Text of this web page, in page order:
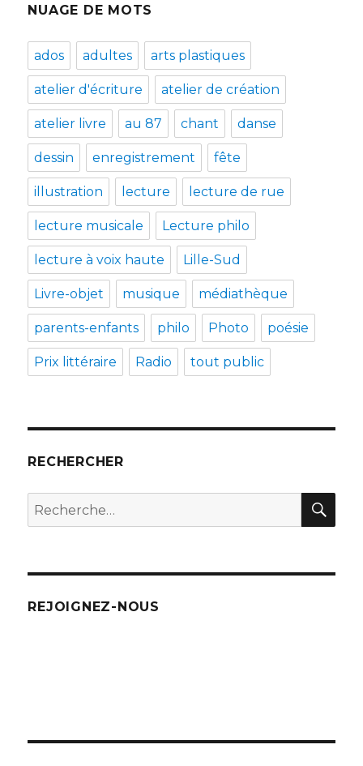
NUAGE DE MOTS
ados adultes arts plastiques
atelier d'écriture atelier de création
atelier livre au 87 chant danse
dessin enregistrement fête
illustration lecture lecture de rue
lecture musicale Lecture philo
lecture à voix haute Lille-Sud
Livre-objet musique médiathèque
parents-enfants philo Photo poésie
Prix littéraire Radio tout public
RECHERCHER
Recherche
pour
REJOIGNEZ-NOUS